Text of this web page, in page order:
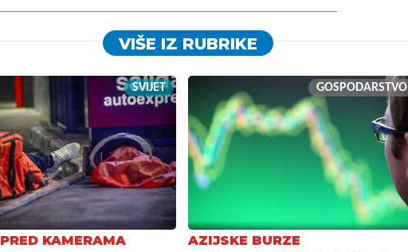
VIŠE IZ RUBRIKE
SVIJET
KAMERAMA
GOSPODARSTVO
AZIJSKE BURZE